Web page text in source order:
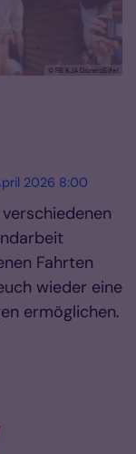
© FB KJA Düren|Eifel
2026 8:00
Fahrten
wieder eine
ermöglichen.